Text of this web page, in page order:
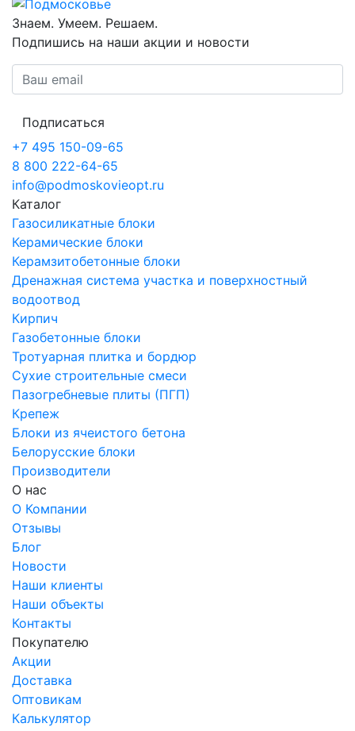
Знаем. Умеем. Решаем.
Подпишись на наши акции и новости
Подписаться
+7 495 150-09-65
8 800 222-64-65
info@podmoskovieopt.ru
Каталог
Газосиликатные блоки
Керамические блоки
Керамзитобетонные блоки
Дренажная система участка и поверхностный
водоотвод
Кирпич
Газобетонные блоки
Тротуарная плитка и бордюр
Сухие строительные смеси
Пазогребневые плиты (ПГП)
Крепеж
Блоки из ячеистого бетона
Белорусские блоки
Производители
О нас
О Компании
Отзывы
Блог
Новости
Наши клиенты
Наши объекты
Контакты
Покупателю
Акции
Доставка
Оптовикам
Калькулятор